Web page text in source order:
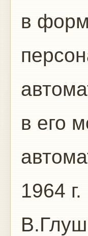
в
в его
1964 г.